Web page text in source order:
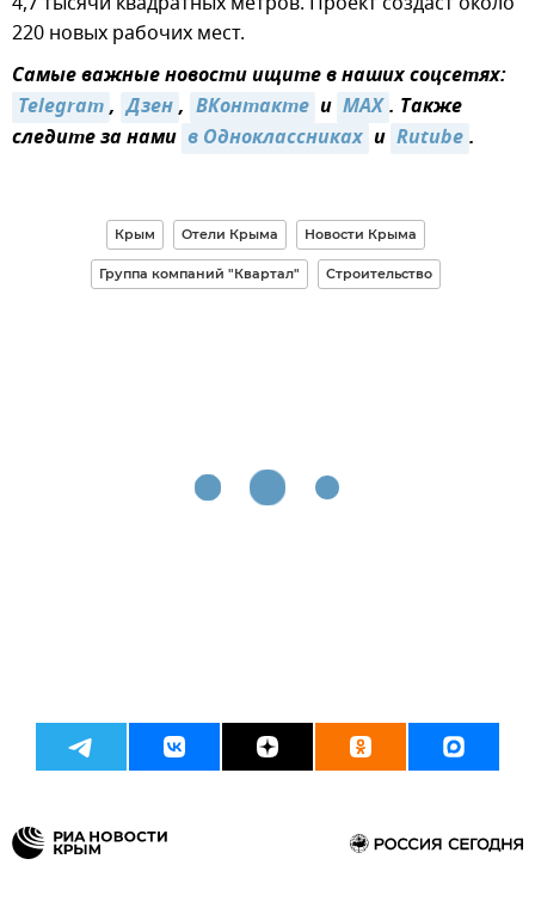
220 новых рабочих мест.
Самые важные новости ищите в наших соцсетях:
Telegram, Дзен, ВКонтакте и MAX. Также
следите за нами в Одноклассниках и Rutube.
Крым Отели Крыма Новости Крыма
Группа компаний "Квартал" Строительство